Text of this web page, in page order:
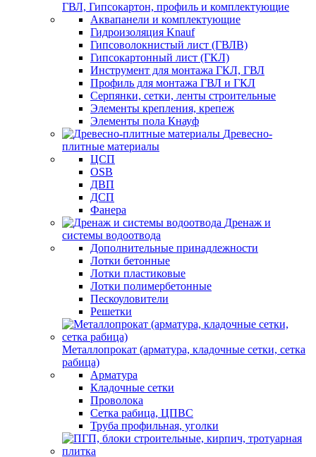
ГВЛ, Гипсокартон, профиль и комплектующие
Аквапанели и комплектующие
Гидроизоляция Knauf
Гипсоволокнистый лист (ГВЛВ)
Гипсокартонный лист (ГКЛ)
Инструмент для монтажа ГКЛ, ГВЛ
Профиль для монтажа ГВЛ и ГКЛ
Серпянки, сетки, ленты строительные
Элементы крепления, крепеж
Элементы пола Кнауф
Древесно-
плитные материалы
ЦСП
OSB
ДВП
ДСП
Фанера
Дренаж и
системы водоотвода
Дополнительные принадлежности
Лотки бетонные
Лотки пластиковые
Лотки полимербетонные
Пескоуловители
Решетки
Металлопрокат (арматура, кладочные сетки, сетка
рабица)
Арматура
Кладочные сетки
Проволока
Сетка рабица, ЦПВС
Труба профильная, уголки